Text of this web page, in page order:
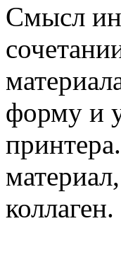
Смысл
форму и
коллаген.